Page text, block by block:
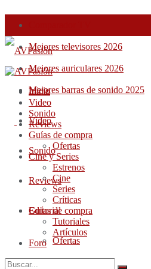
Mejores televisores 2026
Mejores auriculares 2026
Mejores barras de sonido 2025
Inicio
Video
Sonido
Reviews
Guías de compra
Ofertas
Inicio
Video
Sonido
Reviews
Guías de compra
Ofertas
Cine y Series
Estrenos
Cine
Series
Críticas
Editorial
Tutoriales
Artículos
Foro